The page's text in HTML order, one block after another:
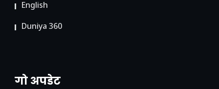
English
Duniya 360
गो अपडेट